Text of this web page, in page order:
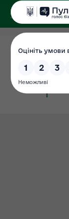
18.04.2019
Сторінка